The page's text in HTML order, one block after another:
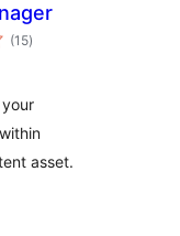
(15общий
рейтинг
)
asset.